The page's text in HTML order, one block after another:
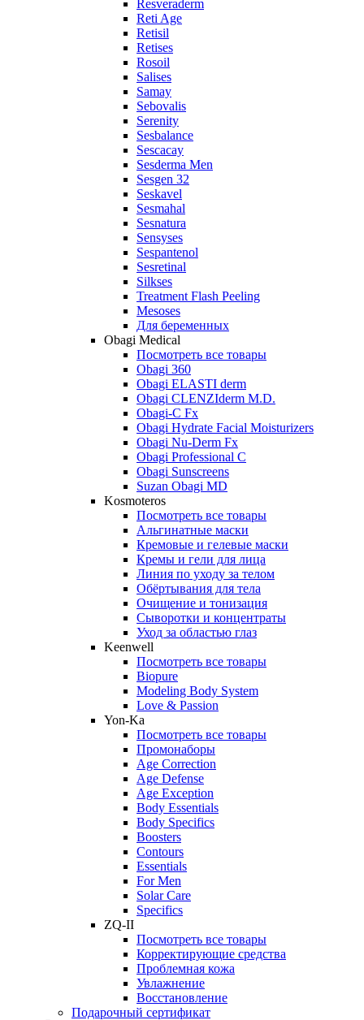
Resveraderm
Reti Age
Retisil
Retises
Rosoil
Salises
Samay
Sebovalis
Serenity
Sesbalance
Sescacay
Sesderma Men
Sesgen 32
Seskavel
Sesmahal
Sesnatura
Sensyses
Sespantenol
Sesretinal
Silkses
Treatment Flash Peeling
Mesoses
Для беременных
Obagi Medical
Посмотреть все товары
Obagi 360
Obagi ELASTI derm
Obagi CLENZIderm M.D.
Obagi-C Fx
Obagi Hydrate Facial Moisturizers
Obagi Nu-Derm Fx
Obagi Professional C
Obagi Sunscreens
Suzan Obagi MD
Kosmoteros
Посмотреть все товары
Альгинатные маски
Кремовые и гелевые маски
Кремы и гели для лица
Линия по уходу за телом
Обёртывания для тела
Очищение и тонизация
Сыворотки и концентраты
Уход за областью глаз
Keenwell
Посмотреть все товары
Biopure
Modeling Body System
Love & Passion
Yon-Ka
Посмотреть все товары
Промонаборы
Age Correction
Age Defense
Age Exception
Body Essentials
Body Specifics
Boosters
Contours
Essentials
For Men
Solar Care
Specifics
ZQ-II
Посмотреть все товары
Корректирующие средства
Проблемная кожа
Увлажнение
Восстановление
Подарочный сертификат